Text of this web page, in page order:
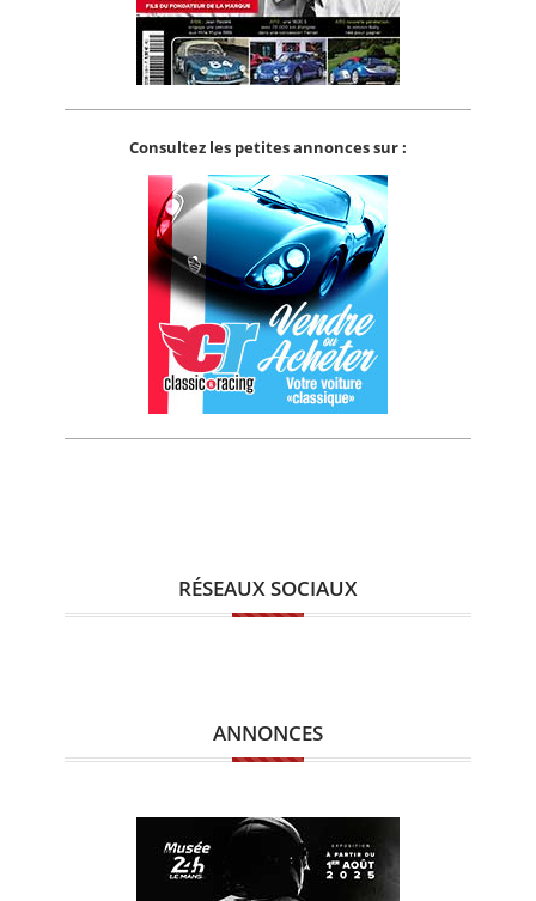
Consultez les petites annonces sur :
RÉSEAUX SOCIAUX
ANNONCES